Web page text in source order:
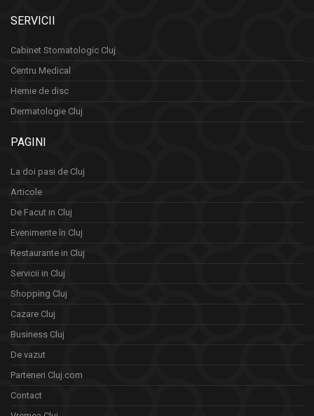
SERVICII
Cabinet Stomatologic Cluj
Centru Medical
Hernie de disc
Dermatologie Cluj
PAGINI
La doi pasi de Cluj
Articole
De Facut in Cluj
Evenimente în Cluj
Restaurante in Cluj
Servicii in Cluj
Shopping Cluj
Cazare Cluj
Business Cluj
De vazut
Parteneri Cluj.com
Contact